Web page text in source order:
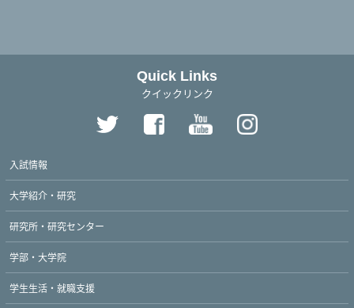
Quick Links
クイックリンク
入試情報
大学紹介・研究
研究所・研究センター
学部・大学院
学生生活・就職支援